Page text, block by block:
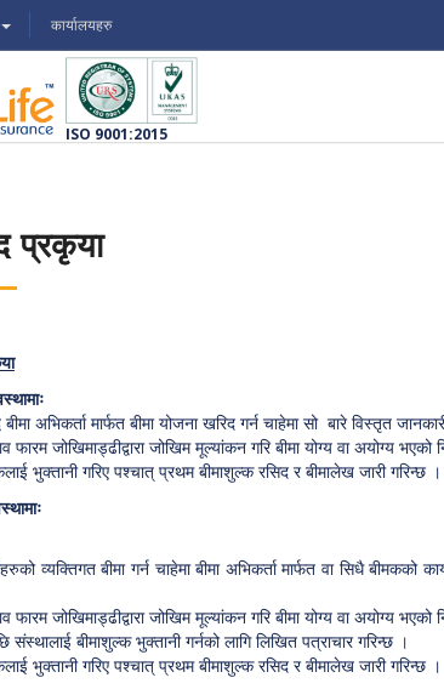
कार्यालयहरु
ISO 9001:2015
प्रकृया
अभिकर्ता मार्फत बीमा योजना खरिद गर्न चाहेमा सो बारे विस्तृत
फारम जोखिमाड्ढीद्वारा जोखिम मूल्यांकन गरि बीमा योग्य वा अयोग्य भएको
भुक्तानी गरिए पश्चात् प्रथम बीमाशुल्क रसिद र बीमालेख जारी
व्यक्तिगत बीमा गर्न चाहेमा बीमा अभिकर्ता मार्फत वा सिधै बीमकको
फारम जोखिमाड्ढीद्वारा जोखिम मूल्यांकन गरि बीमा योग्य वा अयोग्य भएको
संस्थालाई बीमाशुल्क भुक्तानी गर्नको लागि लिखित पत्राचार गरिन्छ ।
भुक्तानी गरिए पश्चात् प्रथम बीमाशुल्क रसिद र बीमालेख जारी गरिन्छ ।